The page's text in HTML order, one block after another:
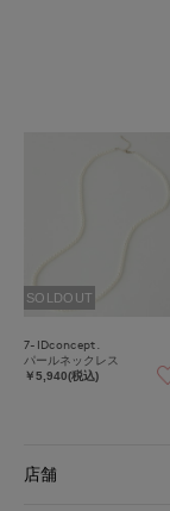
SOLDOUT
7-IDconcept.
パールネックレス
￥5,940(税込)
店舗